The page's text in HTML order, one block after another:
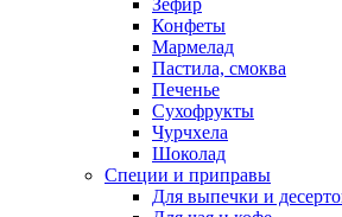
Зефир
Конфеты
Мармелад
Пастила, смоква
Печенье
Сухофрукты
Чурчхела
Шоколад
Специи и приправы
Для выпечки и